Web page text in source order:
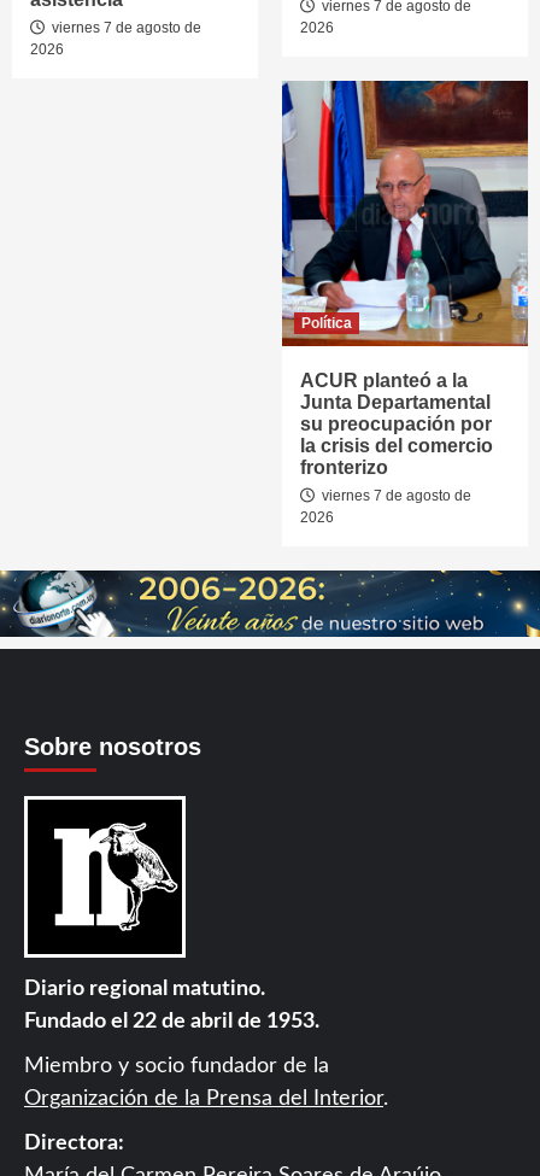
viernes 7 de agosto de
2026
viernes 7 de agosto de
2026
Política
ACUR planteó a la
Junta Departamental
su preocupación por
la crisis del comercio
fronterizo
viernes 7 de agosto de
2026
Sobre nosotros
Diario regional matutino.
Fundado el 22 de abril de 1953.
Miembro y socio fundador de la
Organización de la Prensa del Interior.
Directora: